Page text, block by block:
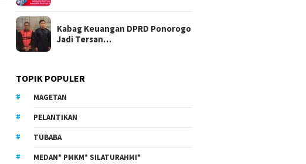
Kabag Keuangan DPRD Ponorogo
Jadi Tersan…
TOPIK POPULER
MAGETAN
PELANTIKAN
TUBABA
MEDAN* PMKM* SILATURAHMI*